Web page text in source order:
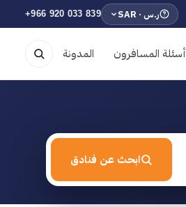
ر.س · SAR +966 920 033 839
أسئلة المسافرون المدونة
ابحث عن فنادق